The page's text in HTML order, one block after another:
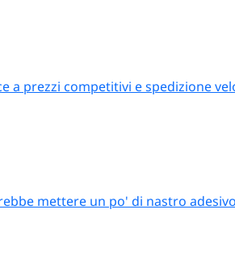
a prezzi competitivi e spedizione
mettere un po' di nastro